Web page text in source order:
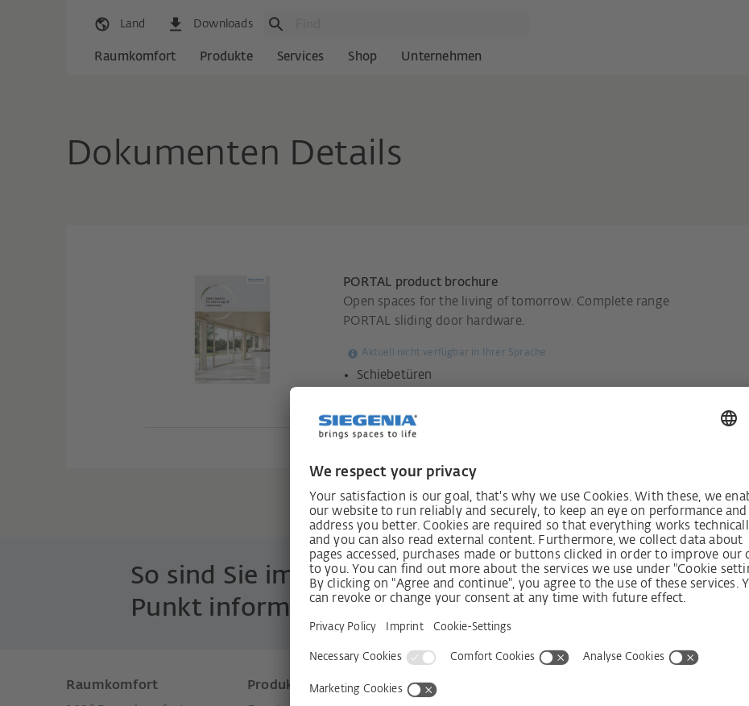
Land Downloads
Raumkomfort Produkte Services Shop Unternehmen
Dokumenten Details
PORTAL product brochure
Open spaces for the living of tomorrow. Complete range
PORTAL sliding door hardware.
Aktuell nicht verfügbar in Ihrer Sprache
Schiebetüren
So sind Sie immer auf den
Punkt informiert!
Newsletter
Raumkomfort
Produkte
Shop